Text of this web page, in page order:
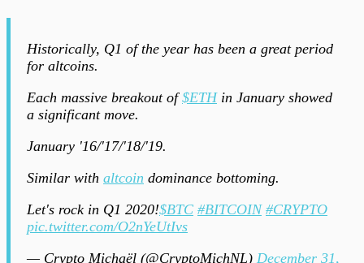
Historically, Q1 of the year has been a great period
for altcoins.
Each massive breakout of$ETHin January showed
a significant move.
January '16/'17/'18/'19.
Similar with altcoin dominance bottoming.
Let's rock in Q1 2020!$BTC #BITCOIN #CRYPTO
pic.twitter.com/O2nYeUtIvs
— Crypto Michaël (@CryptoMichNL) December 31,